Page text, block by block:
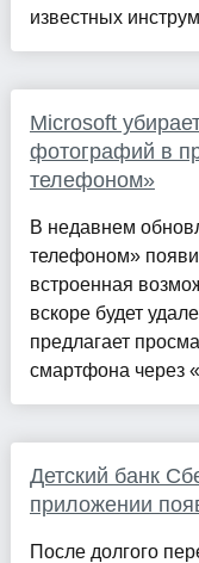
известных
Microsoft
фотографий в
телефоном»
В недавнем
телефоном»
встроенная
вскоре будет
предлагает
смартфона через
Детский банк
приложении
После долгого